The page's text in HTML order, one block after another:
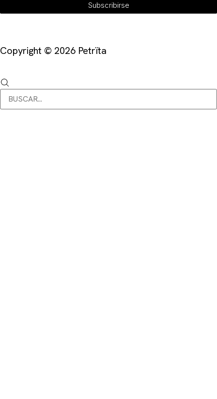
Subscribirse
Copyright © 2026 Petrïta